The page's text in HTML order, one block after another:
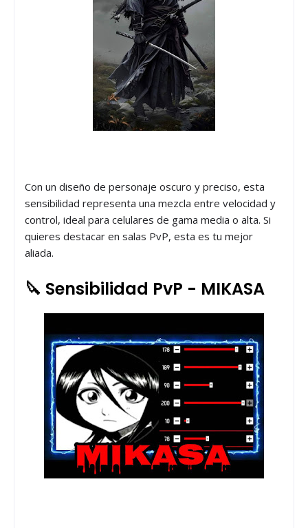
Con un diseño de personaje oscuro y preciso, esta
sensibilidad representa una mezcla entre velocidad y
control, ideal para celulares de gama media o alta. Si
quieres destacar en salas PvP, esta es tu mejor
aliada.
🔪 Sensibilidad PvP - MIKASA